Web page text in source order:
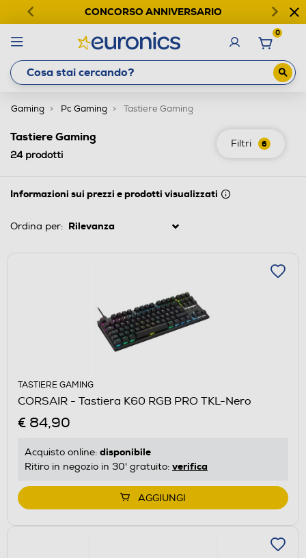
CONCORSO ANNIVERSARIO
0
Gaming Pc Gaming Tastiere Gaming
Filtri 6
Tastiere Gaming
24prodotti
Informazioni sui prezzi e prodotti visualizzati
Ordina per:
TASTIERE GAMING
CORSAIR - Tastiera K60 RGB PRO TKL-Nero
€ 84,90
Acquisto online: disponibile
Ritiro in negozio in 30' gratuito: verifica
AGGIUNGI